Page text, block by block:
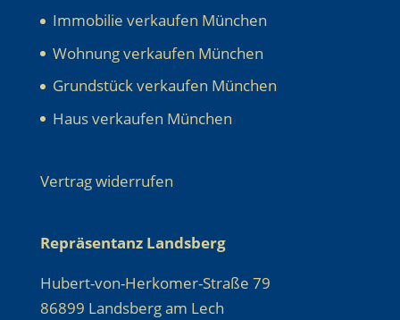
Immobilie verkaufen München
Wohnung verkaufen München
Grundstück verkaufen München
Haus verkaufen München
Vertrag widerrufen
Repräsentanz Landsberg
Hubert-von-Herkomer-Straße 79
86899 Landsberg am Lech